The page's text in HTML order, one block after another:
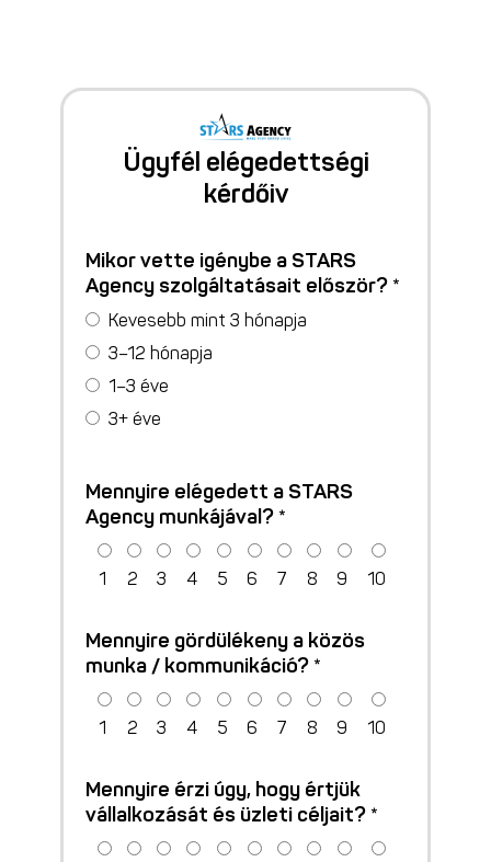
Ügyfél elégedettségi
kérdőiv
Mikor vette igénybe a STARS
Agency szolgáltatásait először? *
Kevesebb mint 3 hónapja
3–12 hónapja
1–3 éve
3+ éve
Mennyire elégedett a STARS
Agency munkájával? *
1 2 3 4 5 6 7 8 9 10
Mennyire gördülékeny a közös
munka / kommunikáció? *
1 2 3 4 5 6 7 8 9 10
Mennyire érzi úgy, hogy értjük
vállalkozását és üzleti céljait? *